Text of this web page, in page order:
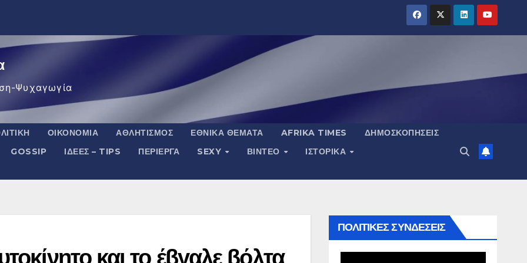
Ψυχαγωγία
ΟΙΚΟΝΟΜΊΑ ΑΘΛΗΤΙΣΜΌΣ ΕΘΝΙΚΆ ΘΈΜΑΤΑ AFRIKA TIMES
ΔΗΜΟΣΚΟΠΉΣΕΙΣ
GOSSIP ΙΔΈΕΣ – TIPS ΠΕΡΊΕΡΓΑ SEXY ΒΙΝΤΕΟ
ΙΣΤΟΡΙΚΆ
και το έβγαλε βόλτα
ΠΟΛΙΤΙΚΕΣ ΣΥΝΔΕΣΕΙΣ